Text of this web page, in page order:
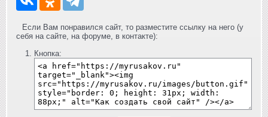
Если Вам понравился сайт, то разместите ссылку на него (у
себя на сайте, на форуме, в контакте):
Кнопка: